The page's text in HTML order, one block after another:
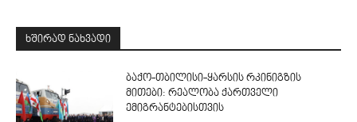
ᲮᲨᲘᲠᲐᲓ ᲜᲐᲮᲕᲐᲓᲘ
ბაქო-თბილისი-ყარსის რკინიგზის
მითები: რეალობა ქართველი
ემიგრანტებისთვის